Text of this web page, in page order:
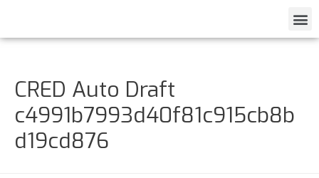
CRED Auto Draft
c4991b7993d40f81c915cb8b
d19cd876